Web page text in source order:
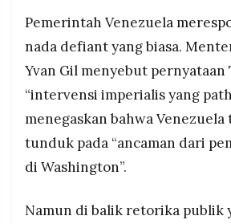
Pemerintah Venezuela
nada defiant yang biasa.
Yvan Gil menyebut pernyataan
“intervensi imperialis yang
menegaskan bahwa Venezuela
tunduk pada “ancaman dari
di Washington”.
Namun di balik retorika publik